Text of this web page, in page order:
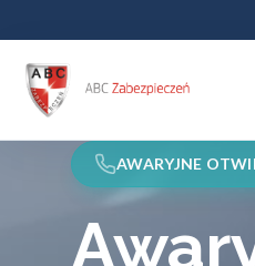
AWARYJNE